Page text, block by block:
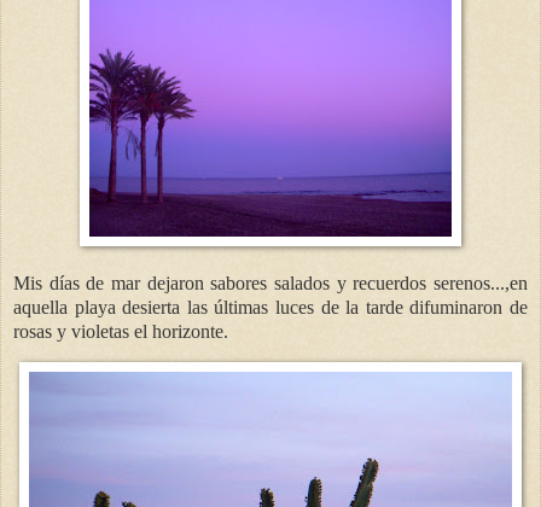
Mis días de mar dejaron sabores salados y recuerdos serenos...,en
aquella playa desierta las últimas luces de la tarde difuminaron de
rosas y violetas el horizonte.